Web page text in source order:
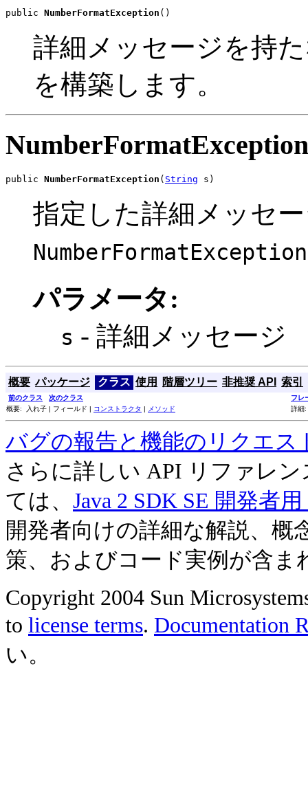
public NumberFormatException ()
詳細メッセージを持
を構築します。
NumberFormatException
public NumberFormatException ( String s)
指定した詳細メッセ
NumberFormatException
パラメータ:
s - 詳細メッセージ
概要 パッケージ クラス 使用 階層ツリー 非推奨 API 索引
前のクラス 次のクラス
フレ
概要: 入れ子 | フィールド | コンストラクタ | メソッド 詳細
バグの報告と機能のリクエス
さらに詳しい API リファレ
ては、 Java 2 SDK SE 開発者
開発者向けの詳細な解説、概
策、およびコード実例が含ま
Copyright 2004 Sun
to license terms. Documentation
い。